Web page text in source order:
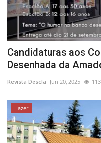
Candidaturas aos
Desenhada da
Revista Descla Jun 20, 2025
Lazer